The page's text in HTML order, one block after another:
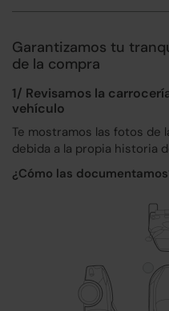
Garantizamos tu
de la compra
1/ Revisamos la
vehículo
Te mostramos las fotos de
debida a la propia historia
¿Cómo las